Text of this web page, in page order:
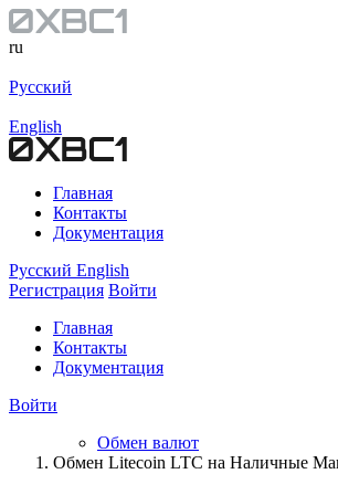
ru
Русский
English
Главная
Контакты
Документация
Русский English
Регистрация Войти
Главная
Контакты
Документация
Войти
Обмен валют
Обмен Litecoin LTC на Наличные